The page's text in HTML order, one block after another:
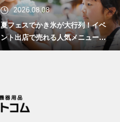
2026.08.08
夏フェスでかき氷が大行列！イベ
ント出店で売れる人気メニュー作
りのポイント